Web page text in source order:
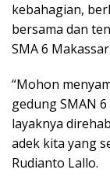
kebahagian,
bersama dan
SMA 6 Makassar.
“Mohon
gedung SMAN
layaknya
adek kita yang
Rudianto Lallo.